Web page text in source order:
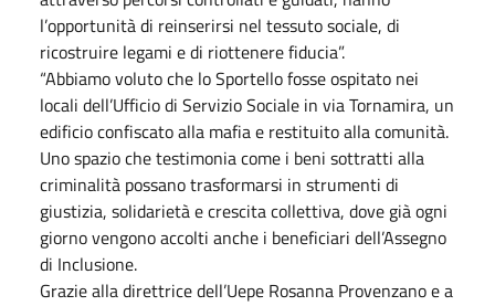
l’opportunità di reinserirsi nel tessuto sociale, di
ricostruire legami e di riottenere fiducia”.
“Abbiamo voluto che lo Sportello fosse ospitato nei
locali dell’Ufficio di Servizio Sociale in via Tornamira, un
edificio confiscato alla mafia e restituito alla comunità.
Uno spazio che testimonia come i beni sottratti alla
criminalità possano trasformarsi in strumenti di
giustizia, solidarietà e crescita collettiva, dove già ogni
giorno vengono accolti anche i beneficiari dell’Assegno
di Inclusione.
Grazie alla direttrice dell’Uepe Rosanna Provenzano e a